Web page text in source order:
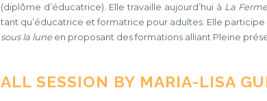
(diplôme d’éducatrice). Elle travaille aujourd’hui à La
tant qu’éducatrice et formatrice pour adultes. Elle
sous la luneen proposant des formations alliant Pleine
ALL SESSION BY MARIA-LISA